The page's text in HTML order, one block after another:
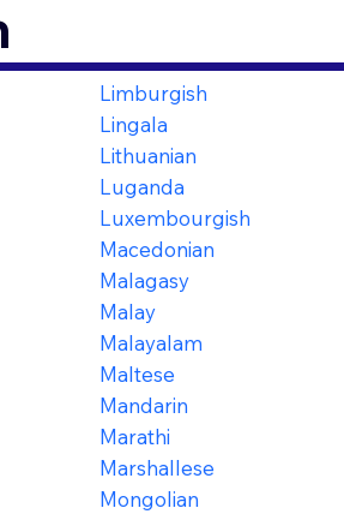
Limburgish
Lingala
Lithuanian
Luganda
Luxembourgish
Macedonian
Malagasy
Malay
Malayalam
Maltese
Mandarin
Marathi
Marshallese
Mongolian